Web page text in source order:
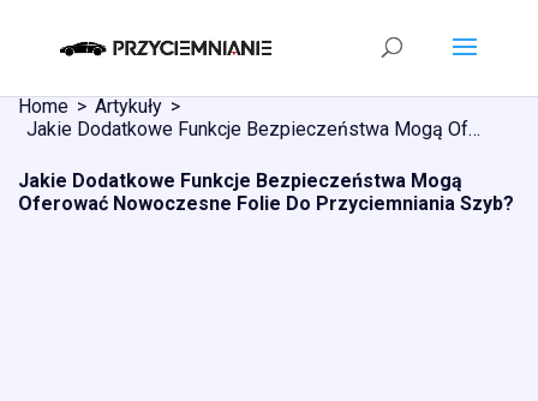
Home
Artykuły
Jakie Dodatkowe Funkcje Bezpieczeństwa Mogą Oferować Nowoczesne Folie Do Przyciemniania Szyb?
Jakie Dodatkowe Funkcje Bezpieczeństwa Mogą
Oferować Nowoczesne Folie Do Przyciemniania Szyb?